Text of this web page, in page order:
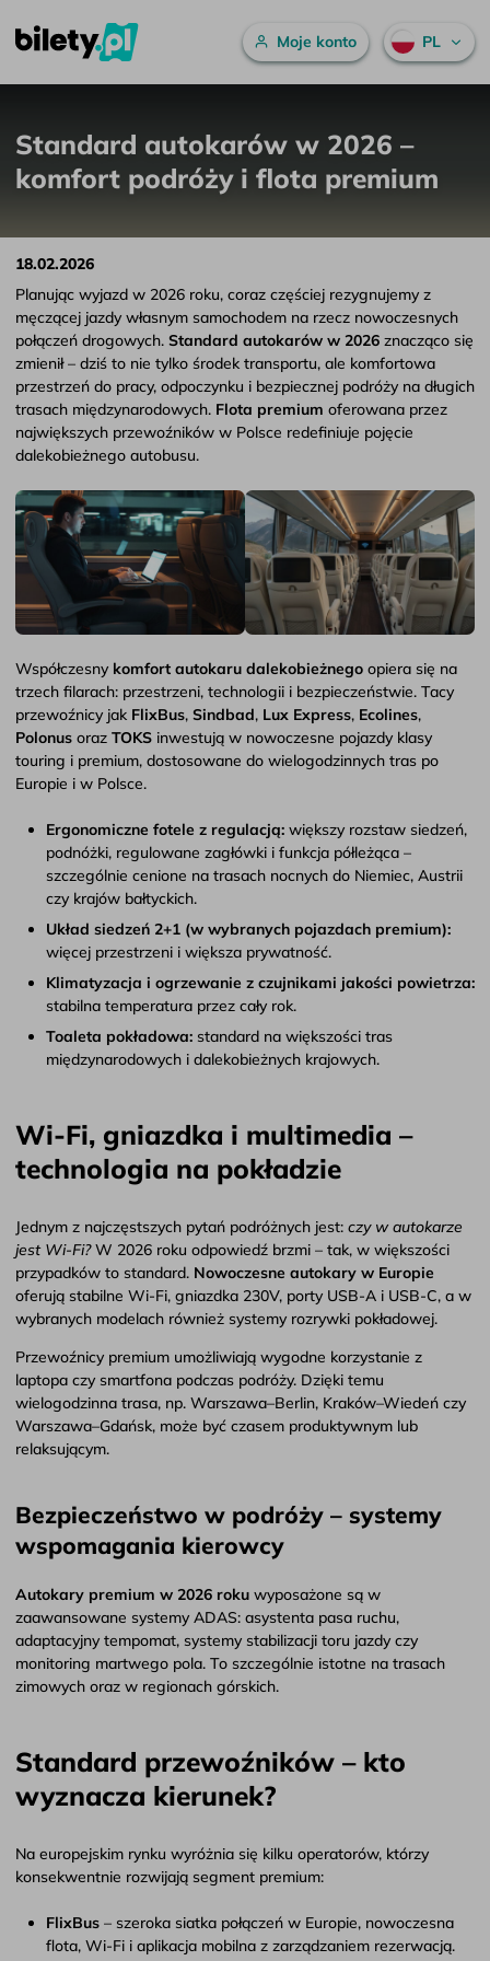
Przejdź do treści
Standard autokarów w 2026 – komfort podróży i flota premium
Menu główne
Moje konto PL
Standard autokarów w 2026 –
komfort podróży i flota premium
18.02.2026
Planując wyjazd w 2026 roku, coraz częściej rezygnujemy z
męczącej jazdy własnym samochodem na rzecz nowoczesnych
połączeń drogowych. Standard autokarów w 2026 znacząco się
zmienił – dziś to nie tylko środek transportu, ale komfortowa
przestrzeń do pracy, odpoczynku i bezpiecznej podróży na długich
trasach międzynarodowych. Flota premium oferowana przez
największych przewoźników w Polsce redefiniuje pojęcie
dalekobieżnego autobusu.
Współczesny komfort autokaru dalekobieżnego opiera się na
trzech filarach: przestrzeni, technologii i bezpieczeństwie. Tacy
przewoźnicy jak FlixBus, Sindbad, Lux Express, Ecolines,
Polonus oraz TOKS inwestują w nowoczesne pojazdy klasy
touring i premium, dostosowane do wielogodzinnych tras po
Europie i w Polsce.
Ergonomiczne fotele z regulacją: większy rozstaw siedzeń,
podnóżki, regulowane zagłówki i funkcja półleżąca –
szczególnie cenione na trasach nocnych do Niemiec, Austrii
czy krajów bałtyckich.
Układ siedzeń 2+1 (w wybranych pojazdach premium):
więcej przestrzeni i większa prywatność.
Klimatyzacja i ogrzewanie z czujnikami jakości powietrza:
stabilna temperatura przez cały rok.
Toaleta pokładowa: standard na większości tras
międzynarodowych i dalekobieżnych krajowych.
Wi-Fi, gniazdka i multimedia –
technologia na pokładzie
Jednym z najczęstszych pytań podróżnych jest: czy w autokarze
jest Wi-Fi?W 2026 roku odpowiedź brzmi – tak, w większości
przypadków to standard. Nowoczesne autokary w Europie
oferują stabilne Wi-Fi, gniazdka 230V, porty USB-A i USB-C, a w
wybranych modelach również systemy rozrywki pokładowej.
Przewoźnicy premium umożliwiają wygodne korzystanie z
laptopa czy smartfona podczas podróży. Dzięki temu
wielogodzinna trasa, np. Warszawa–Berlin, Kraków–Wiedeń czy
Warszawa–Gdańsk, może być czasem produktywnym lub
relaksującym.
Bezpieczeństwo w podróży – systemy
wspomagania kierowcy
Autokary premium w 2026 roku wyposażone są w
zaawansowane systemy ADAS: asystenta pasa ruchu,
adaptacyjny tempomat, systemy stabilizacji toru jazdy czy
monitoring martwego pola. To szczególnie istotne na trasach
zimowych oraz w regionach górskich.
Standard przewoźników – kto
wyznacza kierunek?
Na europejskim rynku wyróżnia się kilku operatorów, którzy
konsekwentnie rozwijają segment premium:
FlixBus – szeroka siatka połączeń w Europie, nowoczesna
flota, Wi-Fi i aplikacja mobilna z zarządzaniem rezerwacją.